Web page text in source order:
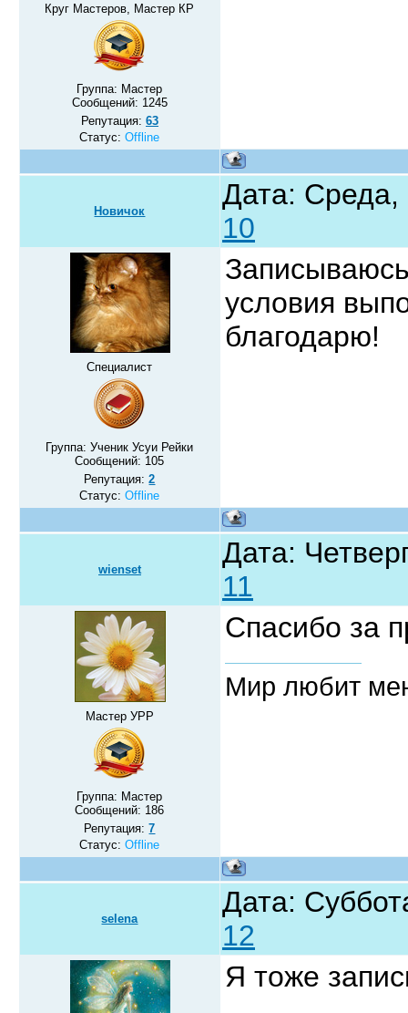
Круг Мастеров, Мастер КР
Группа: Мастер
Сообщений: 1245
Репутация: 63
Статус:Offline
Новичок
Дата:
10
Специалист
Группа: Ученик Усуи Рейки
Сообщений: 105
Репутация:2
Статус:Offline
условия
благодарю!
wienset
Дата:
11
Мастер УРР
Группа: Мастер
Сообщений: 186
Репутация:7
Статус:Offline
Спасибо за
Мир любит
selena
Дата:
12
Я тоже